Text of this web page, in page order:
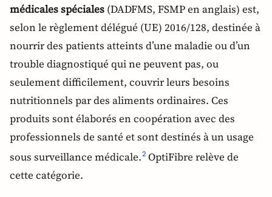
médicales spéciales (DADFMS, FSMP en anglais) est,
selon le règlement délégué (UE) 2016/128, destinée à
nourrir des patients atteints d’une maladie ou d’un
trouble diagnostiqué qui ne peuvent pas, ou
seulement difficilement, couvrir leurs besoins
nutritionnels par des aliments ordinaires. Ces
produits sont élaborés en coopération avec des
professionnels de santé et sont destinés à un usage
sous surveillance médicale.2 OptiFibre relève de
cette catégorie.